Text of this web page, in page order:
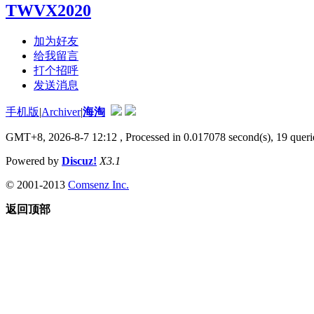
TWVX2020
加为好友
给我留言
打个招呼
发送消息
手机版|Archiver|海淘
GMT+8, 2026-8-7 12:12 , Processed in 0.017078 second(s), 19
Powered by Discuz! X3.1
© 2001-2013 Comsenz Inc.
返回顶部